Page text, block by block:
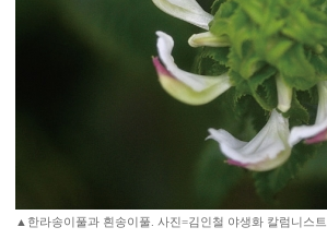
▲한라송이풀과 흰송이풀. 사진=김인철 야생화 칼럼니스트